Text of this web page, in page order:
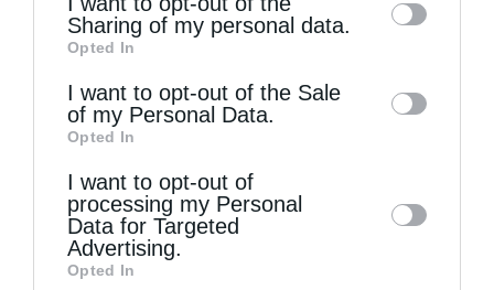
information by third parties on the IAB’s list
of downstream participants. This
information may also be disclosed by us to
third parties on theIAB’s List of
Downstream Participants
disclose it to other third parties.
Sharing of my personal data.
Opted In
I want to opt-out of the Sale
of my Personal Data.
Opted In
I want to opt-out of
processing my Personal
Data for Targeted
Advertising.
Opted In
Η πανήγυρις της Μεταμορφώσεως του Σωτήρος